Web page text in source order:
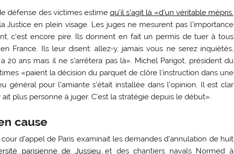
défense des victimes estimequ’il s’agit là «d’un véritable mépris.
Justice en plein visage. Les juges ne mesurent pas l’importance
c’est encore pire. Ils donnent en fait un permis de tuer à tous
France. Ils leur disent: allez-y, jamais vous ne serez inquiètés,
ans mais il ne s’arrêtera pas là». Michel Parigot, président du
«paient la décision du parquet de clôre l’instruction dans une
général pour l’amiante s’était installée dans l’opinion. Il est clar
plus personne à juger. C’est la stratégie depuis le début».
cause
d’appel de Paris examinait les demandes d’annulation de huit
parisienne de Jussieuet des chantiers navals Normed à